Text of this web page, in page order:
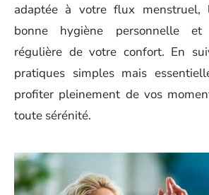
adaptée à votre flux menstruel,
bonne hygiène personnelle
régulière de votre confort. En
pratiques simples mais
profiter pleinement de vos
toute sérénité.